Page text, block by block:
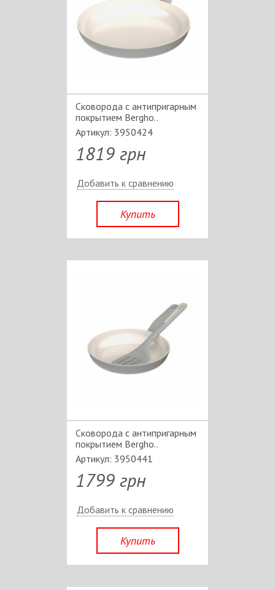
Сковорода с антипригарным
покрытием Bergho..
Артикул: 3950424
1819 грн
Добавить к сравнению
Купить
Сковорода с антипригарным
покрытием Bergho..
Артикул: 3950441
1799 грн
Добавить к сравнению
Купить